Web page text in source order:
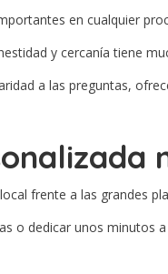
en cualquier
y cercanía tiene
a las preguntas,
frente a las grandes
o dedicar unos